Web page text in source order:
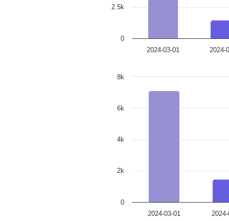
2024-03-01 2024-
0
2.5k
2024-03-01
0
2k
4k
6k
8k